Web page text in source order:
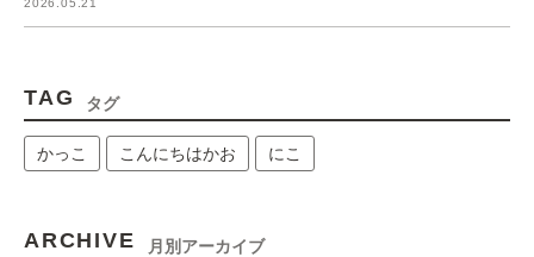
2026.05.21
TAG タグ
かっこ こんにちはかお にこ
ARCHIVE 月別アーカイブ